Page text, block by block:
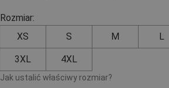
Rozmiar:
XS
S M L
3XL 4XL
Jak ustalić właściwy rozmiar?